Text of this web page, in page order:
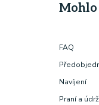
Mohlo
FAQ
Navíjení
Praní a